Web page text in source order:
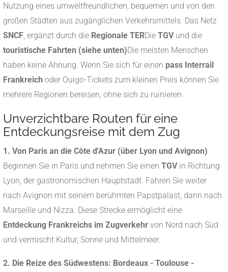
Nutzung eines umweltfreundlichen, bequemen und von den
großen Städten aus zugänglichen Verkehrsmittels. Das Netz
SNCF , ergänzt durch die Regionale TERDie TGVund die
touristische Fahrten (siehe unten)Die meisten Menschen
haben keine Ahnung. Wenn Sie sich für einen pass Interrail
Frankreich oder Ouigo-Tickets zum kleinen Preis können Sie
mehrere Regionen bereisen, ohne sich zu ruinieren.
Unverzichtbare Routen für eine
Entdeckungsreise mit dem Zug
1. Von Paris an die Côte d'Azur (über Lyon und Avignon)
Beginnen Sie in Paris und nehmen Sie einen TGVin Richtung
Lyon, der gastronomischen Hauptstadt. Fahren Sie weiter
nach Avignon mit seinem berühmten Papstpalast, dann nach
Marseille und Nizza. Diese Strecke ermöglicht eine
Entdeckung Frankreichs im Zugverkehr von Nord nach Süd
und vermischt Kultur, Sonne und Mittelmeer.
2. Die Reize des Südwestens: Bordeaux - Toulouse -